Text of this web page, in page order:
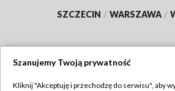
SZCZECIN / WARSZAWA /
Szanujemy Twoją prywatność
Kliknij "Akceptuję i przechodzę do serwisu", aby